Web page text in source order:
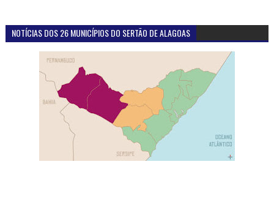
NOTÍCIAS DOS 26 MUNICÍPIOS DO SERTÃO DE ALAGOAS